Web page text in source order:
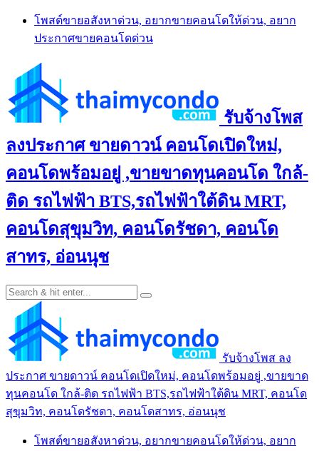
Skip
content
โพสต์ขายอสังหาด่วน, อยากขายคอนโดให้ด่วน, อยาก
ประกาศขายคอนโดด่วน
รับจ้างโพส
ลงประกาศ ขายดาวน์ คอนโดเปิดใหม่,
คอนโดพร้อมอยู่ ,ขายขาดทุนคอนโด ใกล้-
ติด รถไฟฟ้า BTS,รถไฟฟ้าใต้ดิน MRT,
คอนโดสุขุมวิท, คอนโดรัชดา, คอนโด
สาทร, อ่อนนุช
รับจ้างโพส ลง
ประกาศ ขายดาวน์ คอนโดเปิดใหม่, คอนโดพร้อมอยู่ ,ขายขาด
ทุนคอนโด ใกล้-ติด รถไฟฟ้า BTS,รถไฟฟ้าใต้ดิน MRT, คอนโด
สุขุมวิท, คอนโดรัชดา, คอนโดสาทร, อ่อนนุช
โพสต์ขายอสังหาด่วน, อยากขายคอนโดให้ด่วน, อยาก